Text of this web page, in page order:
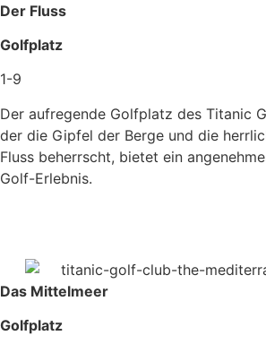
Der Fluss
Golfplatz
1-9
Der aufregende Golfplatz des Titanic
der die Gipfel der Berge und die
Fluss beherrscht, bietet ein
Golf-Erlebnis.
Das Mittelmeer
Golfplatz